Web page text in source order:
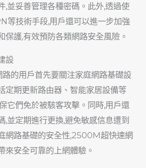
,並妥善管理各種密碼。此外,透過使
等技術手段,用戶還可以進一步加強
保護,有效預防各類網路安全風險。
設
的用戶首先要關注家庭網路基礎設
定期更新路由器、智能家居設備等
它們免於被駭客攻擊。同時,用戶還
,並定期進行更換,避免敏感信息遭到
網路基礎的安全性,2500M超快速網
來安全可靠的上網體驗。